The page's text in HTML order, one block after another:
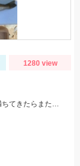
1280 view
毎投アタリはあり楽しめました。12時近くなって潮が満ちてきたらまた食い良くなりましたが、エサ切れで終了しました。エサは赤イソメでした。